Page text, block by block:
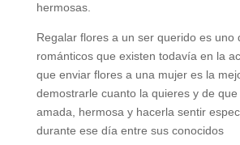
hermosas.
Regalar flores a un ser querido es uno
románticos que existen todavía en la
que enviar flores a una mujer es la
demostrarle cuanto la quieres y de que
amada, hermosa y hacerla sentir
durante ese día entre sus conocidos